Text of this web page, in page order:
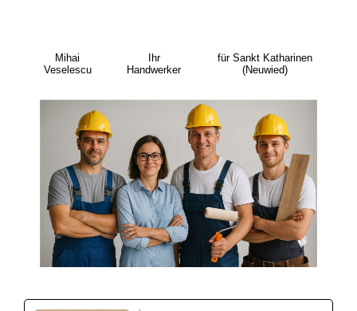
Mihai
Veselescu
Ihr
Handwerker
für Sankt Katharinen
(Neuwied)